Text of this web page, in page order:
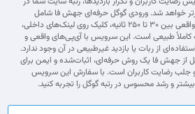
خواهد شد. ورودی گوگل حرفه‌ای جهش فا شامل
ویژگی‌هایی مانند حضور کاربران واقعی بین ۳۰ تا ۲۵۰ ثانیه، کلیک روی لینک‌های داخلی،
طبیعی است. این سرویس با آی‌پی‌های واقعی و
از ربات یا بازدید غیرطبیعی در آن وجود ندارد.
از جهش فا یک روش حرفه‌ای، اثبات‌شده و ایمن برای
و جلب رضایت کاربران است. با سفارش این سرویس
و رشد محسوس در رتبه گوگل را تجربه کنید.